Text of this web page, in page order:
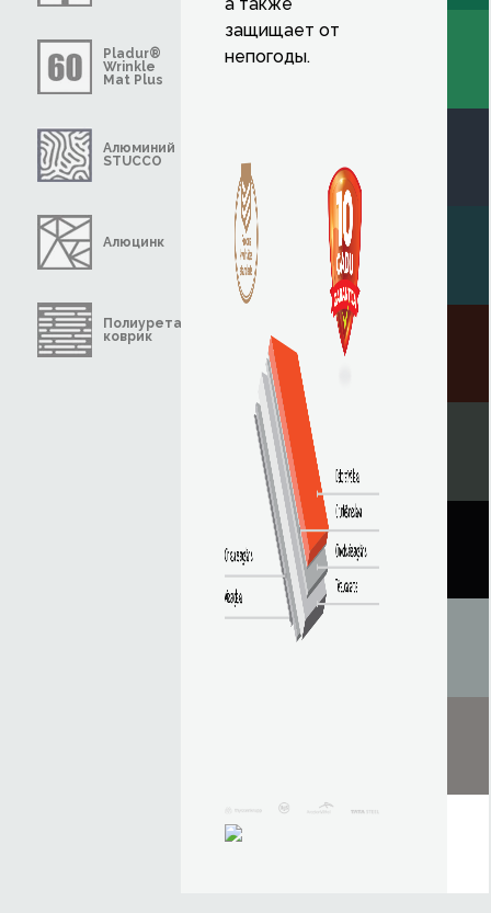
Pladur®
Wrinkle
Mat Plus
Алюминий
STUCCO
Алюцинк
Полиуретановый
коврик
защищает от
непогоды.